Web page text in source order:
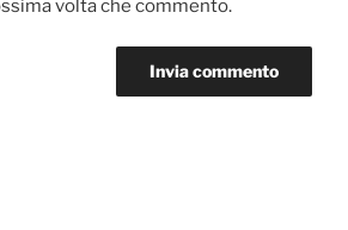
volta che commento.